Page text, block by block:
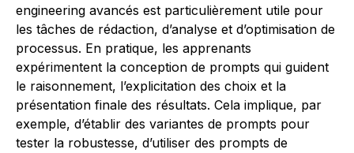
engineering avancés est particulièrement utile pour
les tâches de rédaction, d’analyse et d’optimisation de
processus. En pratique, les apprenants
expérimentent la conception de prompts qui guident
le raisonnement, l’explicitation des choix et la
présentation finale des résultats. Cela implique, par
exemple, d’établir des variantes de prompts pour
tester la robustesse, d’utiliser des prompts de